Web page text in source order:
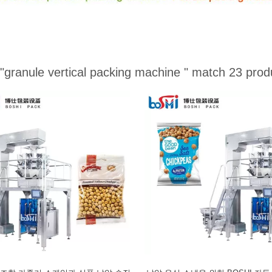
"granule vertical packing machine " match 23